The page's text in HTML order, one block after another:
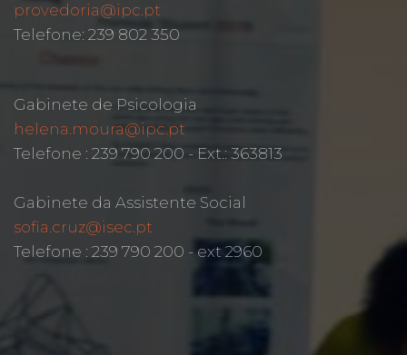
provedoria@ipc.pt
Telefone: 239 802 350
Gabinete de Psicologia
helena.moura@ipc.pt
Telefone : 239 790 200 - Ext.: 363813
Gabinete da Assistente Social
sofia.cruz@isec.pt
Telefone : 239 790 200 - ext 2960